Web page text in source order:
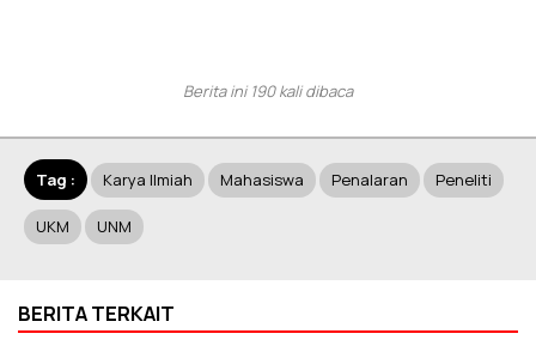
Berita ini 190 kali dibaca
Tag : Karya Ilmiah Mahasiswa Penalaran Peneliti
UKM UNM
BERITA TERKAIT